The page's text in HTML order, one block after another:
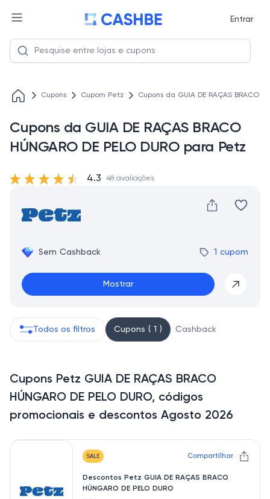
Entrar
Cupons Cupom Petz Cupons da GUIA DE RAÇAS BRACO
Cupons da GUIA DE RAÇAS BRACO
HÚNGARO DE PELO DURO para Petz
Sem Cashback 1 cupom
Mostrar
4.3 48 avaliações
Todos os filtros Cupons ( 1 ) Cashback
Cupons Petz GUIA DE RAÇAS BRACO
HÚNGARO DE PELO DURO, códigos
promocionais e descontos Agosto 2026
SALE Compartilhar
Descontos Petz GUIA DE RAÇAS BRACO
HÚNGARO DE PELO DURO